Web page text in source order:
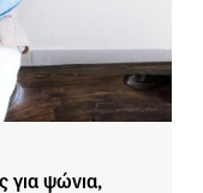
για ψώνια,